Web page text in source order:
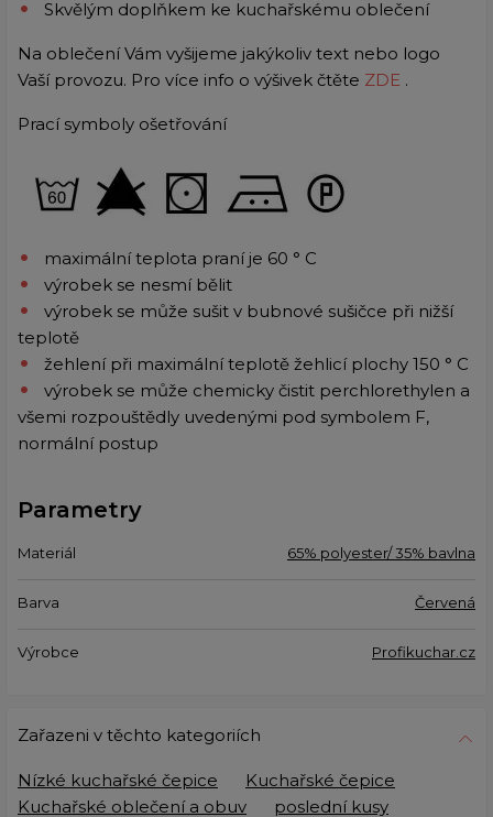
Skvělým doplňkem ke kuchařskému oblečení
Na oblečení Vám vyšijeme jakýkoliv text nebo logo
Vaší provozu. Pro více info o výšivek čtěte ZDE .
Prací symboly ošetřování
maximální teplota praní je 60 ° C
výrobek se nesmí bělit
výrobek se může sušit v bubnové sušičce při nižší
teplotě
žehlení při maximální teplotě žehlicí plochy 150 ° C
výrobek se může chemicky čistit perchlorethylen a
všemi rozpouštědly uvedenými pod symbolem F,
normální postup
Parametry
Materiál 65% polyester/ 35% bavlna
Barva Červená
Výrobce Profikuchar.cz
Zařazeni v těchto kategoriích
Nízké kuchařské čepice
Kuchařské čepice
Kuchařské oblečení a obuv
poslední kusy